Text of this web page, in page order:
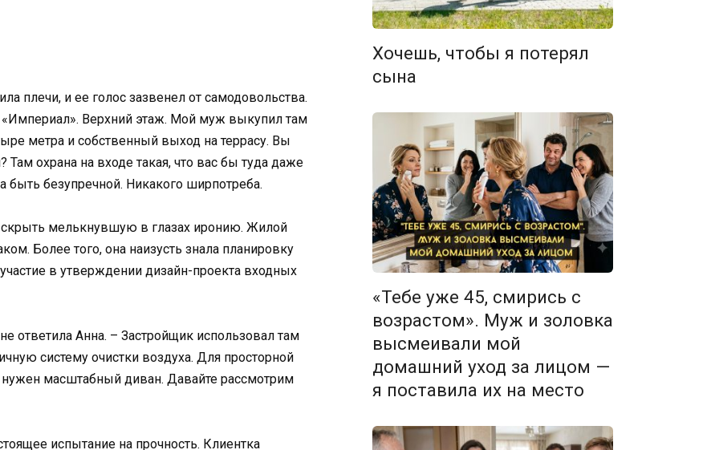
плечи, и ее голос зазвенел от самодовольства.
Верхний этаж. Мой муж выкупил там
метра и собственный выход на террасу. Вы
охрана на входе такая, что вас бы туда даже
быть безупречной. Никакого ширпотреба.
скрыть мелькнувшую в глазах иронию. Жилой
Более того, она наизусть знала планировку
в утверждении дизайн-проекта входных
ответила Анна. – Застройщик использовал там
систему очистки воздуха. Для просторной
масштабный диван. Давайте рассмотрим
испытание на прочность. Клиентка
Хочешь, чтобы я потерял
сына
«Тебе уже 45, смирись с
возрастом». Муж и золовка
высмеивали мой
домашний уход за лицом —
я поставила их на место